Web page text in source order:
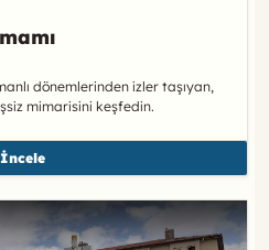
dönemlerinden izler taşıyan,
mimarisini keşfedin.
İncele